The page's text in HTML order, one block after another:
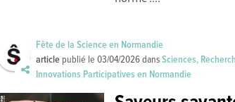
Fête de la Science en Normandie
article publié le03/04/2026dansSciences,
Innovations Participatives en Normandie